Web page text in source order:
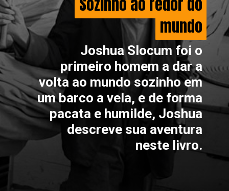
mundo
mundo
Joshua Slocum foi o
primeiro homem a dar a
volta ao mundo sozinho em
um barco a vela, e de forma
pacata e humilde, Joshua
descreve sua aventura
neste livro.